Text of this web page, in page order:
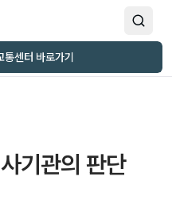
통센터 바로가기
기관의 판단